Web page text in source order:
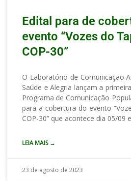
Edital para de
evento “Vozes do
COP-30”
O Laboratório de Comunicação
Saúde e Alegria lançam a
Programa de Comunicação
para a cobertura do evento
COP-30” que acontece dia 05/09
LEIA MAIS →
23 de agosto de 2023